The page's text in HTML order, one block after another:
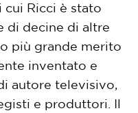
Ricci è stato
di decine di altre
più grande merito
inventato e
autore televisivo,
e produttori. Il